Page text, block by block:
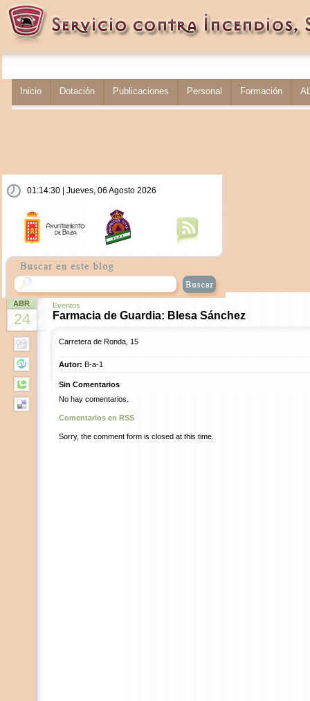
Inicio Dotación Publicaciones Personal Formación
01:14:30 | Jueves, 06 Agosto 2026
ABR
24
Eventos
Farmacia de Guardia: Blesa Sánchez
Carretera de Ronda, 15
Autor: B-a-1
Sin Comentarios
No hay comentarios.
Comentarios en RSS
Sorry, the comment form is closed at this time.